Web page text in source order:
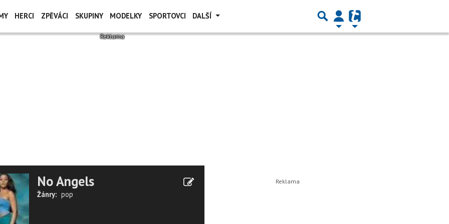
HERCI ZPĚVÁCI SKUPINY MODELKY SPORTOVCI DALŠÍ
No Angels
Žánry: pop